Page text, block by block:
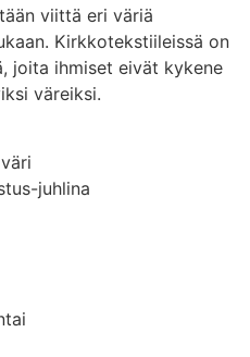
viittä eri väriä
Kirkkotekstiileissä on
joita ihmiset eivät kykene
väreiksi.
juhlina